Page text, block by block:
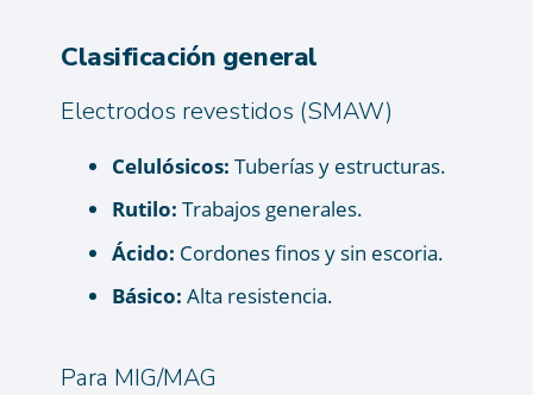
Clasificación general
Electrodos revestidos (SMAW)
Celulósicos: Tuberías y estructuras.
Rutilo: Trabajos generales.
Ácido: Cordones finos y sin escoria.
Básico: Alta resistencia.
Para MIG/MAG